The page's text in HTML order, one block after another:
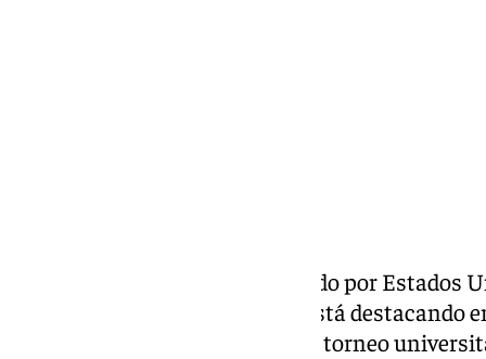
Álvaro Folgueiras está triunfando por Estados
una de las promesas que más está destacando
March Madness, un prestigioso torneo